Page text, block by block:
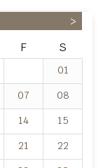
>
F S
01
07
08
14
15
21
22